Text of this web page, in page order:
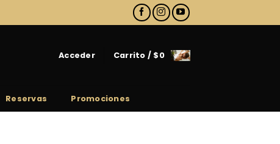
Acceder Carrito / $0
Reservas Promociones